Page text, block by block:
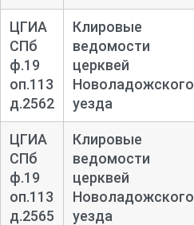
ЦГИА
СПб
ф.19
оп.113
д.2562
Клировые
ведомости
церквей
Новоладожского
уезда
ЦГИА
СПб
ф.19
оп.113
д.2565
Клировые
ведомости
церквей
Новоладожского
уезда